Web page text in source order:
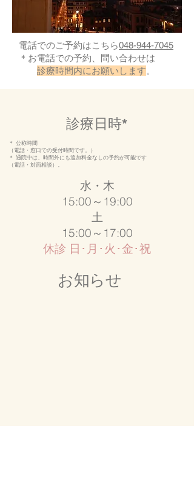
電話でのご予約はこちら048-944-7045
​＊お電話での予約、問い合わせは
診療時間内にお願いします。
診療日時*
＊ 公称時間
（電話・窓口での受付時間です。）
＊ 通院中は、時間外にも追加料金なしの予約が可能です
（電話・対面相談）。
水・木
15:00～19:00
土
15:00～17:00
休診 日･月･火･金･祝
お知らせ